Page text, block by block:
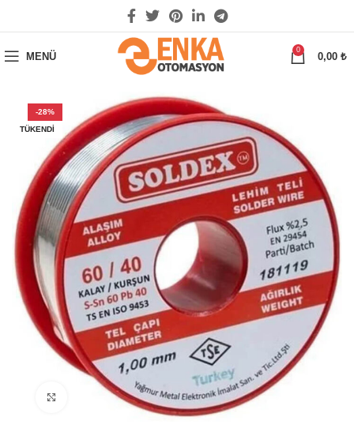
MENÜ
0
0,00 ₺
-28%
TÜKENDI
Büyütmek için tıklayın